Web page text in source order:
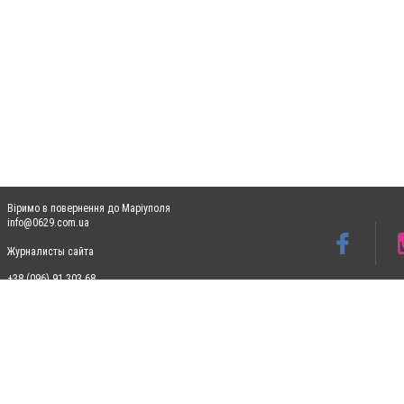
Віримо в повернення до Маріуполя
info@0629.com.ua
Журналисты сайта
+38 (096) 91 303 68